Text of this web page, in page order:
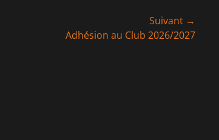
Suivant →
Adhésion au Club 2026/2027